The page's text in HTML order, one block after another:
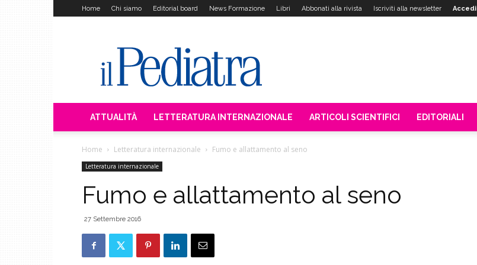
Home Chi siamo Editorial board News Formazione Libri Abbonati alla rivista Iscriviti alla newsletter Accedi
Pediatra
ATTUALITÀ LETTERATURA INTERNAZIONALE ARTICOLI SCIENTIFICI EDITORIALI
Home Letteratura internazionale Fumo e allattamento al seno
Letteratura internazionale
Fumo e allattamento al seno
27 Settembre 2016